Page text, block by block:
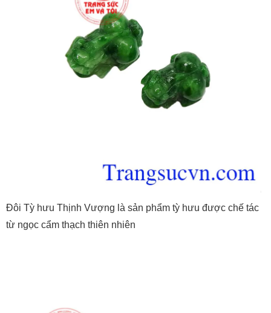
Đôi Tỳ hưu Thịnh Vượng là sản phẩm tỳ hưu được chế tác
từ ngọc cẩm thạch thiên nhiên